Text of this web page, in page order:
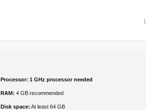
Processor: 1 GHz processor needed
RAM: 4 GB recommended
Disk space: At least 64 GB